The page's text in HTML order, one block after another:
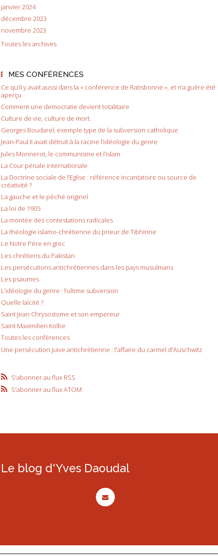
janvier 2024
décembre 2023
novembre 2023
Toutes les archives
MES CONFÉRENCES
Ce qu’il y avait aussi dans la « conférence de Ratisbonne », et n’a guère été
aperçu
Comment une democratie devient totalitaire
Culture de vie, culture de mort.
Georges Boudarel, exemple type de la subversion catholique
Jean-Paul II avait détruit à la racine l’idéologie du genre
Jules Monnerot, le communisme et l’islam
La Cour pénale internationale
La Doctrine sociale de l’Eglise : référence incantatoire ou source de
créativité ?
La gauche et le péché originel
La loi de 1905
La montée des contestations radicales
La théologie islamo-chrétienne du prieur de Tibhirine
Le Notre Père en grec
Les chrétiens du Pakistan
Les persécutions antichrétiennes dans les pays musulmans
Les psaumes
L’idéologie du genre : l’ultime subversion
Quelle laïcité ?
Saint Jean Chrysostome et son empereur
Saint Maximilien Kolbe
Toutes les conférences
Une persécution juive antichrétienne : l'affaire du carmel d'Auschwitz
S'abonner au flux RSS
S'abonner au flux ATOM
Le blog d'Yves Daoudal